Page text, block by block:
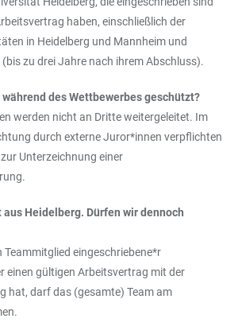
haben, einschließlich der
in Heidelberg und Mannheim und
zu drei Jahre nach ihrem Abschluss).
des Wettbewerbes geschützt?
werden nicht an Dritte weitergeleitet. Im
durch externe Juror*innen verpflichten
Unterzeichnung einer
Heidelberg. Dürfen wir dennoch
Teammitglied eingeschriebene*r
einen gültigen Arbeitsvertrag mit der
hat, darf das (gesamte) Team am